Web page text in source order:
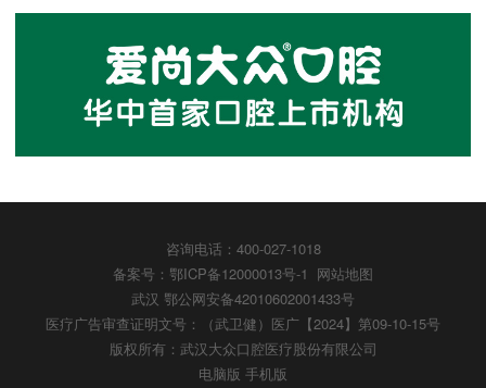
咨询电话：400-027-1018
备案号：鄂ICP备12000013号-1 网站地图
武汉 鄂公网安备42010602001433号
医疗广告审查证明文号：（武卫健）医广【2024】第09-10-15号
版权所有：武汉大众口腔医疗股份有限公司
电脑版 手机版